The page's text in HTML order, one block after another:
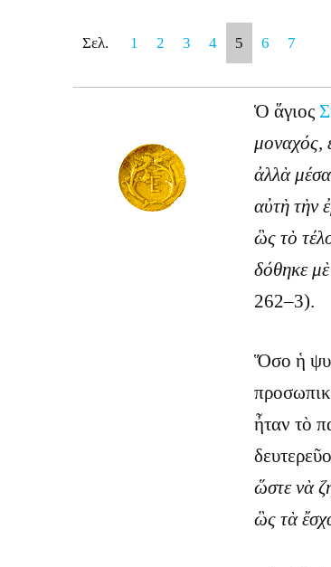
Σελ. 1 2 3 4 5 6 7
Ὁ ἅγιος
μοναχός,
ἀλλὰ
αὐτὴ τὴν
ὣς τὸ
δόθηκε
262–3).
Ὅσο ἡ
ἦταν τὸ
ὥστε νὰ
ὣς τὰ